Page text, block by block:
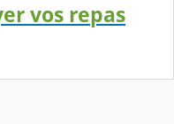
vos repas